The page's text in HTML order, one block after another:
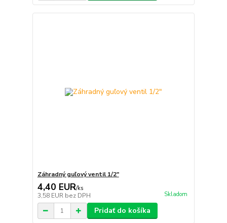
Záhradný guľový ventil 1/2"
4,40 EUR/ks
3,58 EUR bez DPH Skladom
Pridať do košíka